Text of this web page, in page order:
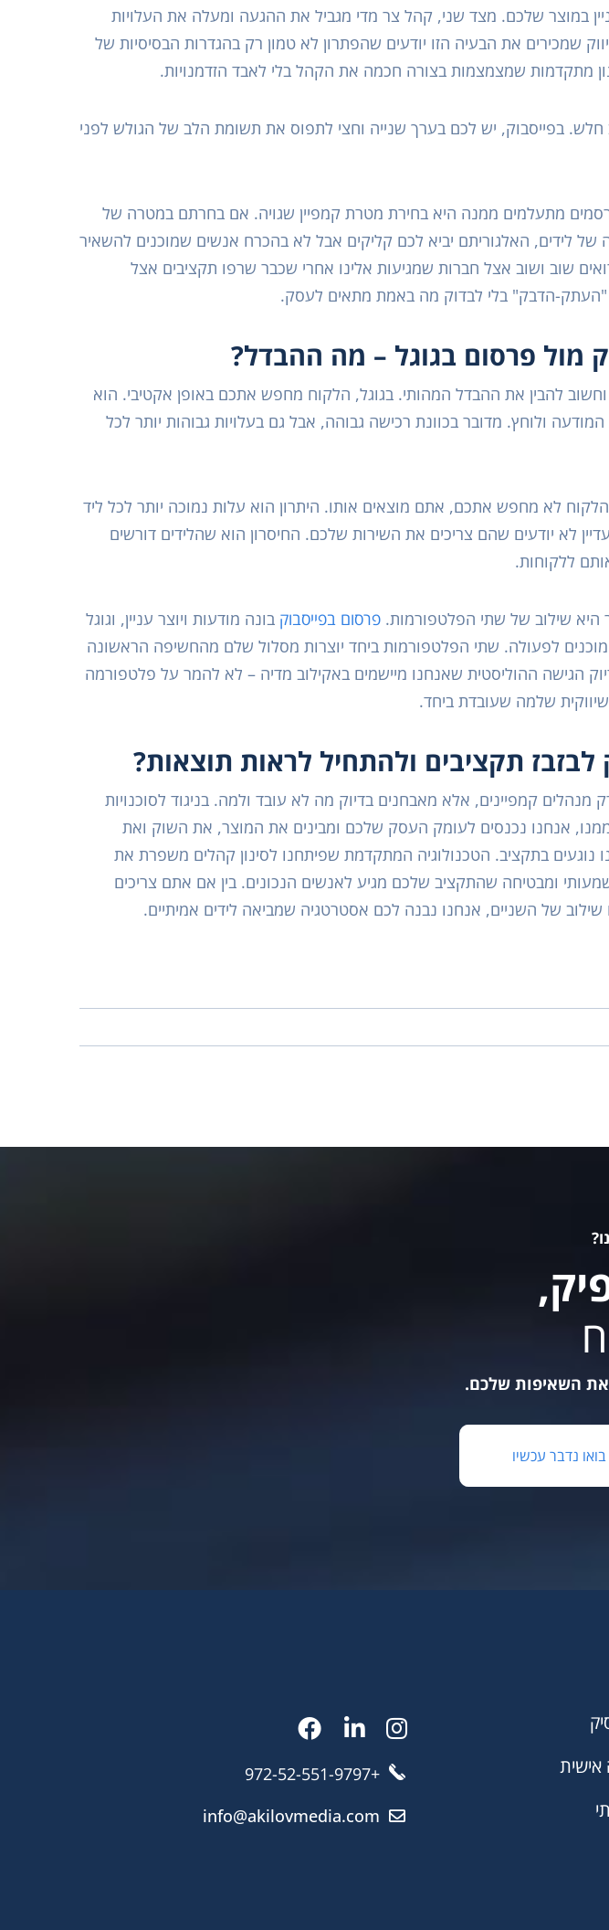
במוצר שלכם. מצד שני, קהל צר מדי מגביל את ההגעה ומעלה את העלויות
שמכירים את הבעיה הזו יודעים שהפתרון לא טמון רק בהגדרות הבסיסיות של
מתקדמות שמצמצמות בצורה חכמה את הקהל בלי לאבד הזדמנויות.
חלש. בפייסבוק, יש לכם בערך שנייה וחצי לתפוס את תשומת הלב של הגולש לפני
מתעלמים ממנה היא בחירת מטרת קמפיין שגויה. אם בחרתם במטרה של
לידים, האלגוריתם יביא לכם קליקים אבל לא בהכרח אנשים שמוכנים להשאיר
שוב ושוב אצל חברות שמגיעות אלינו אחרי שכבר שרפו תקציבים אצל
"העתק-הדבק" בלי לבדוק מה באמת מתאים לעסק.
מול פרסום בגוגל – מה ההבדל?
להבין את ההבדל המהותי. בגוגל, הלקוח מחפש אתכם באופן אקטיבי. הוא
ולוחץ. מדובר בכוונת רכישה גבוהה, אבל גם בעלויות גבוהות יותר לכל
לא מחפש אתכם, אתם מוצאים אותו. היתרון הוא עלות נמוכה יותר לכל ליד
לא יודעים שהם צריכים את השירות שלכם. החיסרון הוא שהלידים דורשים
ללקוחות.
שילוב של שתי הפלטפורמות. פרסום בפייסבוק בונה מודעות ויוצר עניין, וגוגל
לפעולה. שתי הפלטפורמות ביחד יוצרות מסלול שלם מהחשיפה הראשונה
הגישה ההוליסטית שאנחנו מיישמים באקילוב מדיה – לא להמר על פלטפורמה
שלמה שעובדת ביחד.
לבזבז תקציבים ולהתחיל לראות תוצאות?
מנהלים קמפיינים, אלא מאבחנים בדיוק מה לא עובד ולמה. בניגוד לסוכנויות
אנחנו נכנסים לעומק העסק שלכם ומבינים את המוצר, את השוק ואת
נוגעים בתקציב. הטכנולוגיה המתקדמת שפיתחנו לסינון קהלים משפרת את
ומבטיחה שהתקציב שלכם מגיע לאנשים הנכונים. בין אם אתם צריכים
שילוב של השניים, אנחנו נבנה לכם אסטרטגיה שמביאה לידים אמיתיים.
את השאיפות שלכם.
בואו נדבר עכשיו
+972-52-551-9797
info@akilovmedia.com